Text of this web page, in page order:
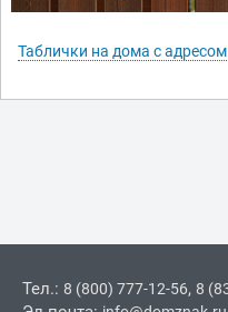
Таблички на дома с адресом
Тел.: 8 (800) 777-12-56, 8